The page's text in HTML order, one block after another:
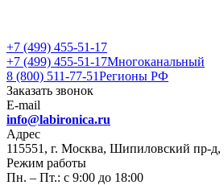
+7 (499) 455-51-17
+7 (499) 455-51-17Многоканальный
8 (800) 511-77-51Регионы РФ
Заказать звонок
E-mail
info@labironica.ru
Адрес
115551, г. Москва, Шипиловский
Режим работы
Пн. – Пт.: с 9:00 до 18:00